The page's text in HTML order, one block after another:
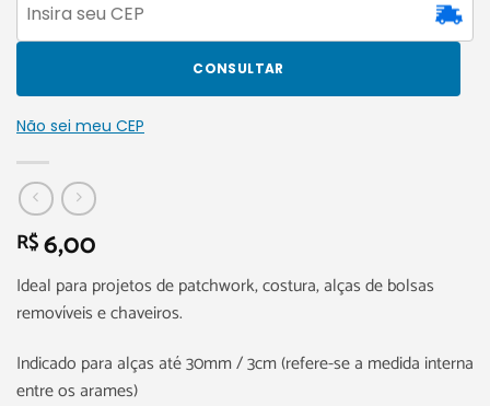
CONSULTAR
Não sei meu CEP
R$6,00
Ideal para projetos de patchwork, costura, alças de bolsas
removíveis e chaveiros.
Indicado para alças até 30mm / 3cm (refere-se a medida interna
entre os arames)